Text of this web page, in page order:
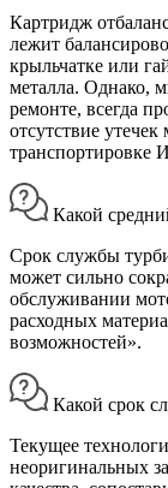
Картридж
лежит
крыльчатке или
металла. Однако,
ремонте, всегда
отсутствие
Какой
Срок службы
может сильно
обслуживании
расходных
возможностей».
Какой срок
Текущее
неоригинальных